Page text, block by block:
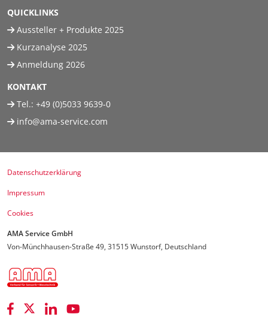
QUICKLINKS
Aussteller + Produkte 2025
Kurzanalyse 2025
Anmeldung 2026
KONTAKT
Tel.: +49 (0)5033 9639-0
info@ama-service.com
Datenschutzerklärung
Impressum
Cookies
AMA Service GmbH
Von-Münchhausen-Straße 49, 31515 Wunstorf, Deutschland